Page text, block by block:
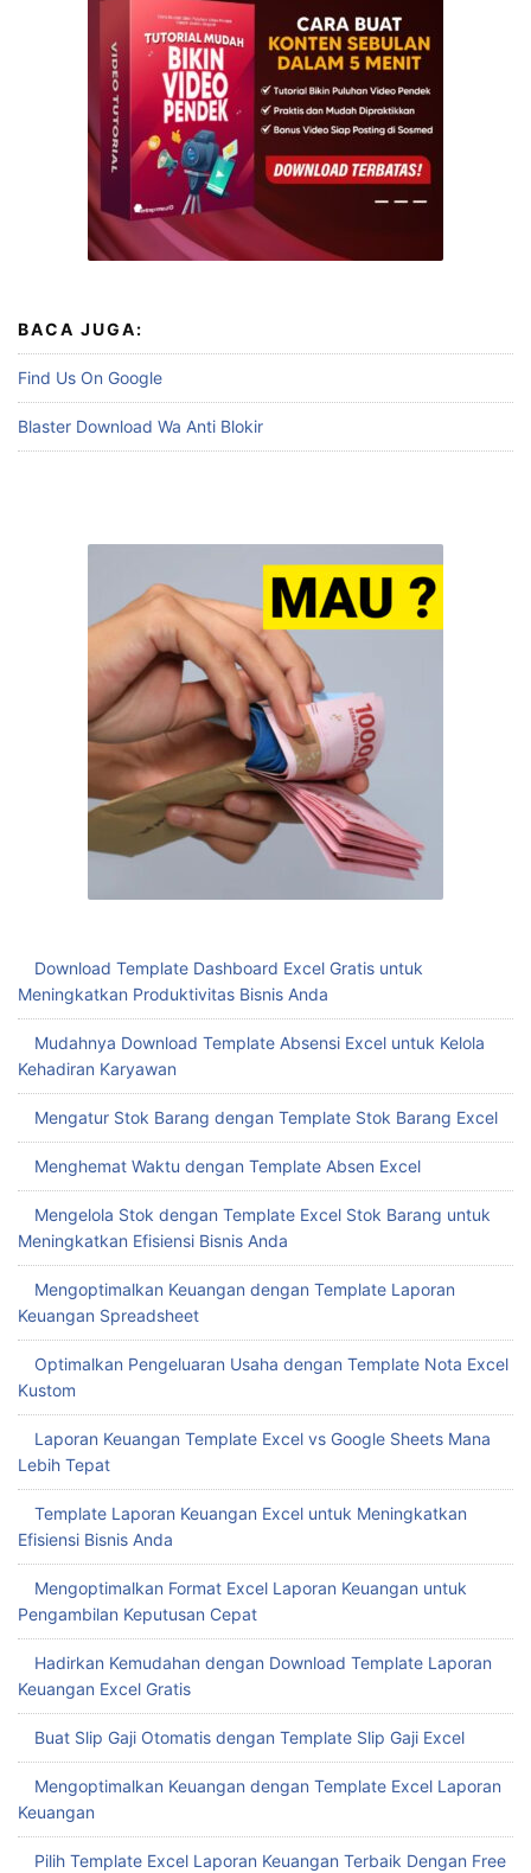
BACA JUGA:
Find Us On Google
Blaster Download Wa Anti Blokir
Download Template Dashboard Excel Gratis untuk
Meningkatkan Produktivitas Bisnis Anda
Mudahnya Download Template Absensi Excel untuk Kelola
Kehadiran Karyawan
Mengatur Stok Barang dengan Template Stok Barang Excel
Menghemat Waktu dengan Template Absen Excel
Mengelola Stok dengan Template Excel Stok Barang untuk
Meningkatkan Efisiensi Bisnis Anda
Mengoptimalkan Keuangan dengan Template Laporan
Keuangan Spreadsheet
Optimalkan Pengeluaran Usaha dengan Template Nota Excel
Kustom
Laporan Keuangan Template Excel vs Google Sheets Mana
Lebih Tepat
Template Laporan Keuangan Excel untuk Meningkatkan
Efisiensi Bisnis Anda
Mengoptimalkan Format Excel Laporan Keuangan untuk
Pengambilan Keputusan Cepat
Hadirkan Kemudahan dengan Download Template Laporan
Keuangan Excel Gratis
Buat Slip Gaji Otomatis dengan Template Slip Gaji Excel
Mengoptimalkan Keuangan dengan Template Excel Laporan
Keuangan
Pilih Template Excel Laporan Keuangan Terbaik Dengan Free